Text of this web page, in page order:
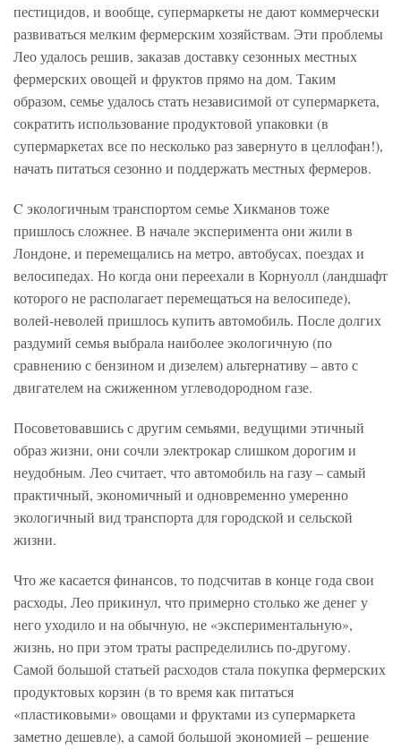
пестицидов, и вообще, супермаркеты не дают коммерчески
развиваться мелким фермерским хозяйствам. Эти проблемы
Лео удалось решив, заказав доставку сезонных местных
фермерских овощей и фруктов прямо на дом. Таким
образом, семье удалось стать независимой от супермаркета,
сократить использование продуктовой упаковки (в
супермаркетах все по несколько раз завернуто в целлофан!),
начать питаться сезонно и поддержать местных фермеров.
C экологичным транспортом семье Хикманов тоже
пришлось сложнее. В начале эксперимента они жили в
Лондоне, и перемещались на метро, автобусах, поездах и
велосипедах. Но когда они переехали в Корнуолл (ландшафт
которого не располагает перемещаться на велосипеде),
волей-неволей пришлось купить автомобиль. После долгих
раздумий семья выбрала наиболее экологичную (по
сравнению с бензином и дизелем) альтернативу – авто с
двигателем на сжиженном углеводородном газе.
Посоветовавшись с другим семьями, ведущими этичный
образ жизни, они сочли электрокар слишком дорогим и
неудобным. Лео считает, что автомобиль на газу – самый
практичный, экономичный и одновременно умеренно
экологичный вид транспорта для городской и сельской
жизни.
Что же касается финансов, то подсчитав в конце года свои
расходы, Лео прикинул, что примерно столько же денег у
него уходило и на обычную, не «экспериментальную»,
жизнь, но при этом траты распределились по-другому.
Самой большой статьей расходов стала покупка фермерских
продуктовых корзин (в то время как питаться
«пластиковыми» овощами и фруктами из супермаркета
заметно дешевле), а самой большой экономией – решение